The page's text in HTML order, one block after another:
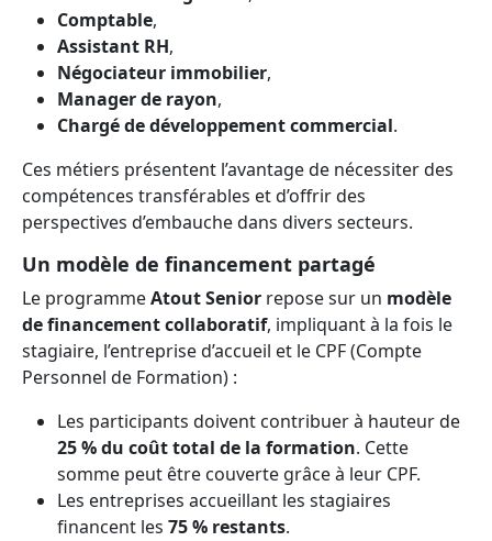
Comptable,
Assistant RH,
Négociateur immobilier,
Manager de rayon,
Chargé de développement commercial.
Ces métiers présentent l’avantage de nécessiter des
compétences transférables et d’offrir des
perspectives d’embauche dans divers secteurs.
Un modèle de financement partagé
Le programmeAtout Senior repose sur un modèle
de financement collaboratif, impliquant à la fois le
stagiaire, l’entreprise d’accueil et le CPF (Compte
Personnel de Formation) :
Les participants doivent contribuer à hauteur de
25 % du coût total de la formation. Cette
somme peut être couverte grâce à leur CPF.
Les entreprises accueillant les stagiaires
financent les 75 % restants.